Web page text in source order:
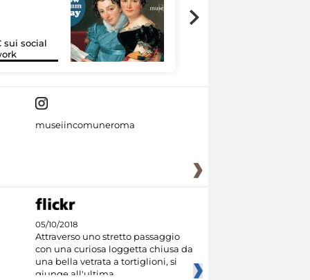
sui social
museiincomuneroma
05/10/2018
Attraverso uno stretto passaggio
con una curiosa loggetta chiusa da
una bella vetrata a tortiglioni, si
giunge all'ultima